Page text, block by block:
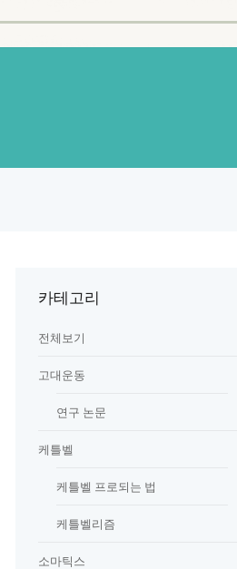
카테고리
전체보기
고대운동
연구 논문
케틀벨
케틀벨 프로되는 법
케틀벨리즘
소마틱스